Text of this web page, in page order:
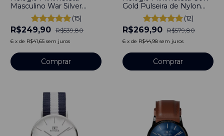
Masculino War Silver
Pulseira de Nylon Nato
Azul 40mm Aço
Inoxidável banhado a
titânio
(15)
R$249,90 R$539,80
6 x de R$41,65 sem juros
Comprar
Gold Pulseira de Nylon
Nato Azul e branco
40mm Aço Inoxidável
banhado a titânio
(12)
R$269,90 R$579,80
6 x de R$44,98 sem juros
Comprar